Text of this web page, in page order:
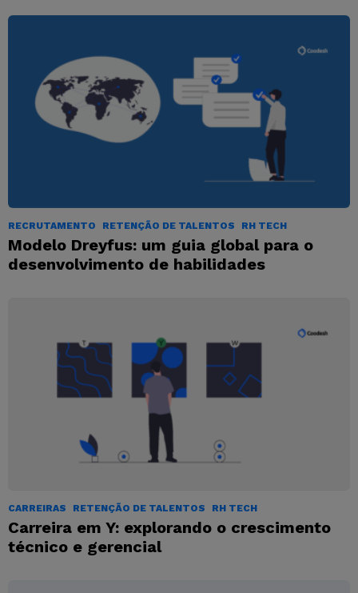
RECRUTAMENTO RETENÇÃO DE TALENTOS RH TECH
Modelo Dreyfus: um guia global para o
desenvolvimento de habilidades
CARREIRAS RETENÇÃO DE TALENTOS RH TECH
Carreira em Y: explorando o crescimento
técnico e gerencial